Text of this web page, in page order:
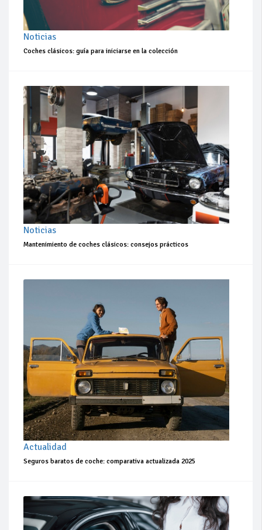
Noticias
Coches clásicos: guía para iniciarse en la colección
Noticias
Mantenimiento de coches clásicos: consejos prácticos
Actualidad
Seguros baratos de coche: comparativa actualizada 2025